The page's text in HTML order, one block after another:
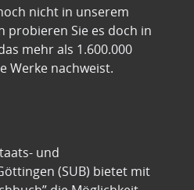
nicht in unserem
probieren Sie es doch in
mehr als 1.600.000
Werke nachweist.
und
(SUB) bietet mit